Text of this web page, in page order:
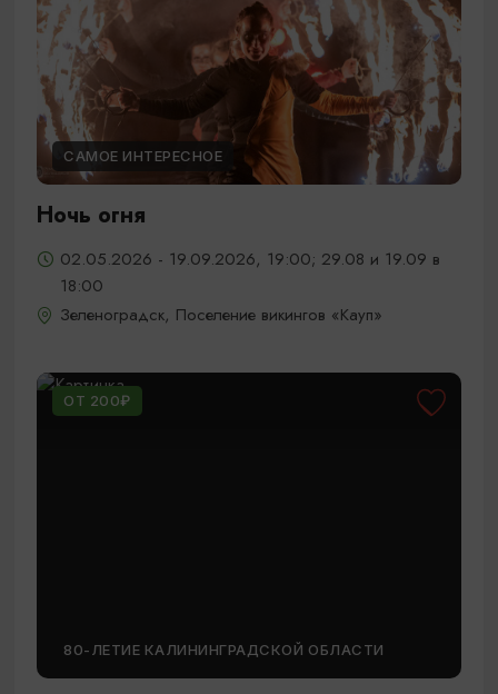
САМОЕ ИНТЕРЕСНОЕ
Ночь огня
02.05.2026 - 19.09.2026, 19:00; 29.08 и 19.09 в
18:00
Зеленоградск, Поселение викингов «Кауп»
ОТ 200₽
80-ЛЕТИЕ КАЛИНИНГРАДСКОЙ ОБЛАСТИ